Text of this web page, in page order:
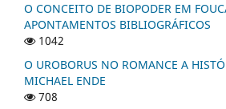
O CONCEITO DE BIOPODER EM
APONTAMENTOS BIBLIOGRÁFICOS
1042
O UROBORUS NO ROMANCE A
MICHAEL ENDE
708